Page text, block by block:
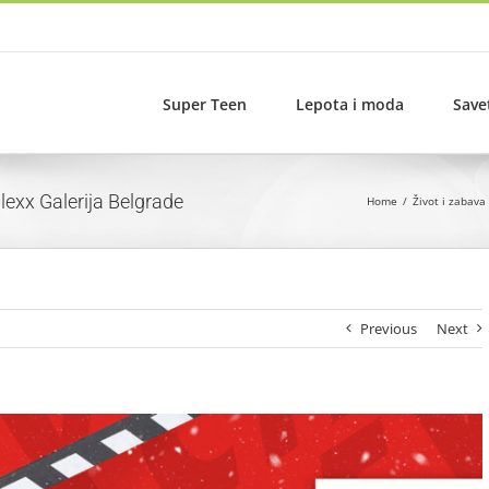
Super Teen Lepota i moda
Galerija Belgrade Home Život i zabava
Previous Next